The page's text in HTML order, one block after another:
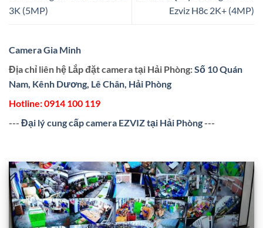
3K (5MP)
Ezviz H8c 2K+ (4MP)
Camera Gia Minh
Địa chỉ liên hệ Lắp đặt camera tại Hải Phòng:Số 10 Quán
Nam, Kênh Dương, Lê Chân, Hải Phòng
Hotline:0914 100 119
--- Đại lý cung cấp camera EZVIZ tại Hải Phòng---